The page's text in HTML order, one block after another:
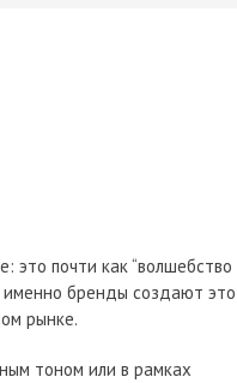
это почти как “волшебство
именно бренды создают это
рынке.
тоном или в рамках